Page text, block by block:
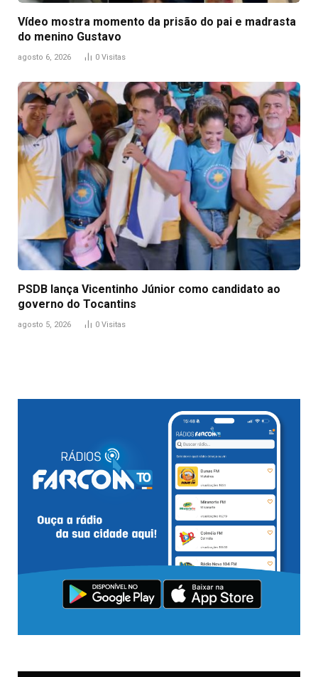
Vídeo mostra momento da prisão do pai e madrasta
do menino Gustavo
agosto 6, 2026 0 Visitas
PSDB lança Vicentinho Júnior como candidato ao
governo do Tocantins
agosto 5, 2026 0 Visitas